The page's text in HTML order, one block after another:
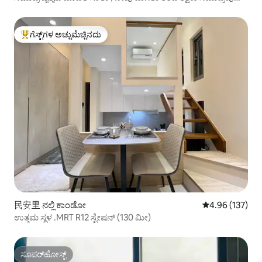
ಗೆಸ್ಟ್‌ಗಳಿಗೆ ಅತಿ ಹೆಚ್ಚು ಅಚ್ಚುಮೆಚ್ಚಿನದು
ಗೆಸ್ಟ್‌ಗಳ ಅಚ್ಚುಮೆಚ್ಚಿನದು
民安里 ನಲ್ಲಿ ಕಾಂಡೋ 5 ರಲ್ಲಿ 4.96
4.96 (137)
ಉತ್ತಮ ಸ್ಥಳ .MRT R12 ಸ್ಟೇಷನ್ (130 ಮೀ)
ಸೂಪರ್‌ಹೋಸ್ಟ್
ಸೂಪರ್‌ಹೋಸ್ಟ್